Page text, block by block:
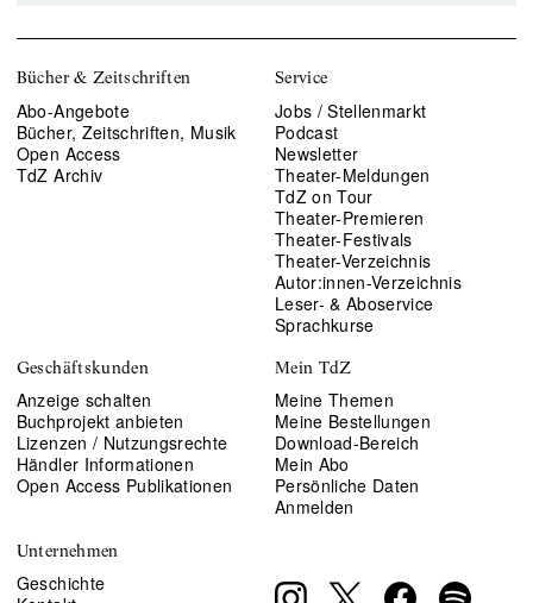
Bücher & Zeitschriften
Abo-Angebote
Bücher, Zeitschriften, Musik
Open Access
TdZ Archiv
Service
Jobs / Stellenmarkt
Podcast
Newsletter
Theater-Meldungen
TdZ on Tour
Theater-Premieren
Theater-Festivals
Theater-Verzeichnis
Autor:innen-Verzeichnis
Leser- & Aboservice
Sprachkurse
Geschäftskunden
Anzeige schalten
Buchprojekt anbieten
Lizenzen / Nutzungsrechte
Händler Informationen
Open Access Publikationen
Mein TdZ
Meine Themen
Meine Bestellungen
Download-Bereich
Mein Abo
Persönliche Daten
Anmelden
Unternehmen
Geschichte